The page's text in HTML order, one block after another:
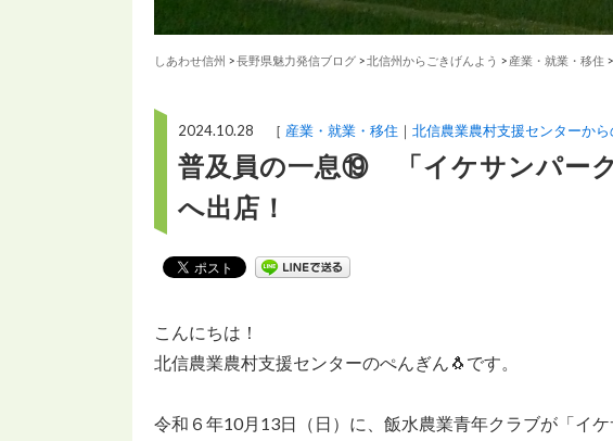
しあわせ信州 >長野県魅力発信ブログ >北信州からごきげんよう > 産業・就業・移住 >
2024.10.28 ［ 産業・就業・移住 北信農業農村支援センターか
普及員の一息⑲ 「イケサンパー
へ出店！
こんにちは！
北信農業農村支援センターのぺんぎん🐧です。
令和６年10月13日（日）に、飯水農業青年クラブが「イ